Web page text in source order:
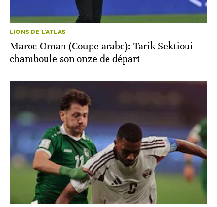
LIONS DE L'ATLAS
Maroc-Oman (Coupe arabe): Tarik Sektioui
chamboule son onze de départ